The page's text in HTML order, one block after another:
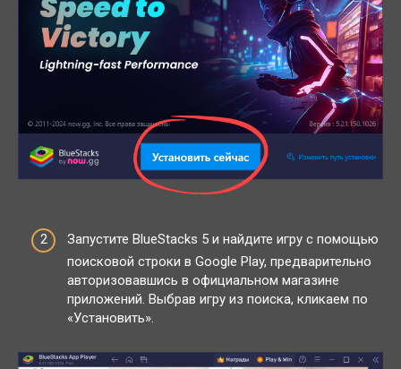
Запустите BlueStacks 5 и найдите игру с помощью
поисковой строки в Google Play, предварительно
авторизовавшись в официальном магазине
приложений. Выбрав игру из поиска, кликаем по
«Установить».